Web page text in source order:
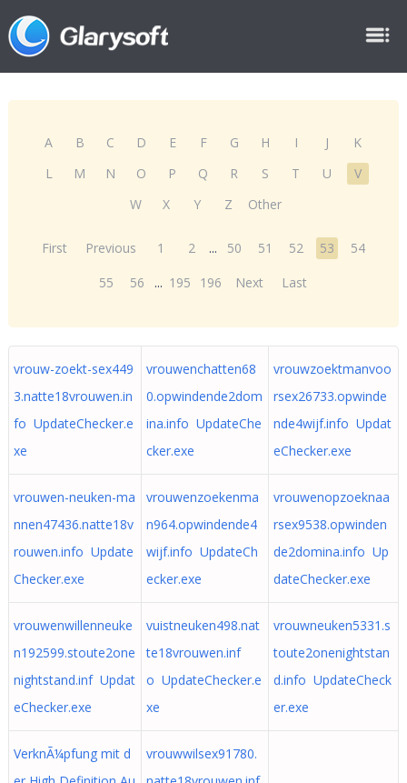
A B C D E F G H I J
K
L
M N O P Q R S T U
V
W
X Y Z Other
First Previous 1 2 ... 50 51 52 53
54
55
56 ... 195 196 Next Last
vrouw-zoekt-sex449
3.natte18vrouwen.in
fo UpdateChecker.e
xe
vrouwenchatten68
0.opwindende2dom
ina.info UpdateChe
cker.exe
vrouwzoektmanvoo
rsex26733.opwinde
nde4wijf.info Updat
eChecker.exe
vrouwen-neuken-ma
nnen47436.natte18v
rouwen.info Update
Checker.exe
vrouwenzoekenma
n964.opwindende4
wijf.info UpdateCh
ecker.exe
vrouwenopzoeknaa
rsex9538.opwinden
de2domina.info Up
dateChecker.exe
vrouwenwillenneuke
n192599.stoute2one
nightstand.inf Updat
eChecker.exe
vuistneuken498.nat
te18vrouwen.inf
o UpdateChecker.e
xe
vrouwneuken5331.s
toute2onenightstan
d.info UpdateCheck
er.exe
VerknÃ¼pfung mit d
vrouwwilsex91780.